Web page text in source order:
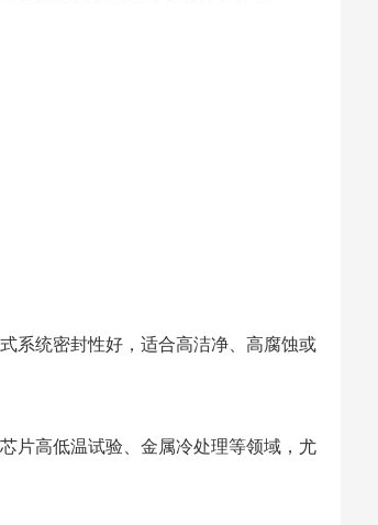
系统密封性好，适合高洁净、高腐蚀或
片高低温试验、金属冷处理等领域，尤